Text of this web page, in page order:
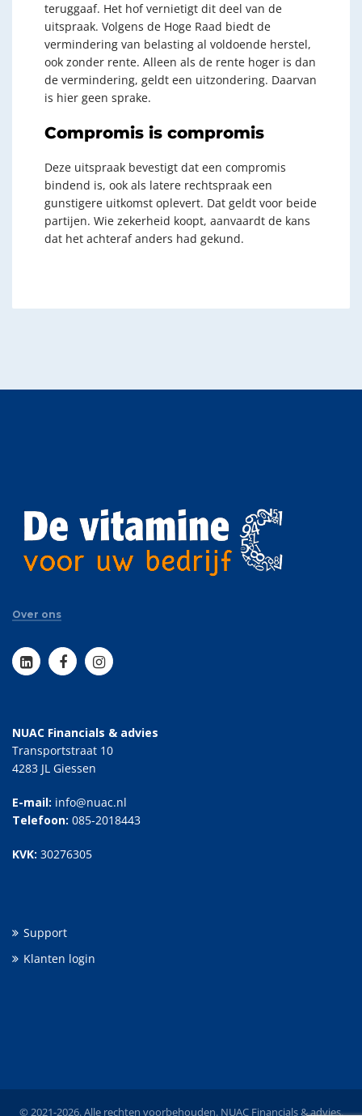
teruggaaf. Het hof vernietigt dit deel van de
uitspraak. Volgens de Hoge Raad biedt de
vermindering van belasting al voldoende herstel,
ook zonder rente. Alleen als de rente hoger is dan
de vermindering, geldt een uitzondering. Daarvan
is hier geen sprake.
Compromis is compromis
Deze uitspraak bevestigt dat een compromis
bindend is, ook als latere rechtspraak een
gunstigere uitkomst oplevert. Dat geldt voor beide
partijen. Wie zekerheid koopt, aanvaardt de kans
dat het achteraf anders had gekund.
Over ons
NUAC Financials & advies
Transportstraat 10
4283 JL Giessen
E-mail: info@nuac.nl
Telefoon: 085-2018443
KVK: 30276305
Support
Klanten login
© 2021-2026. Alle rechten voorbehouden. NUAC Financials & advies.